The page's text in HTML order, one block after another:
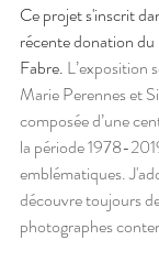
Ce projet s'inscrit
récente donation
Fabre. L’exposition
Marie Perennes et
composée d’une
la période 1978-
emblématiques.
découvre toujours
photographes